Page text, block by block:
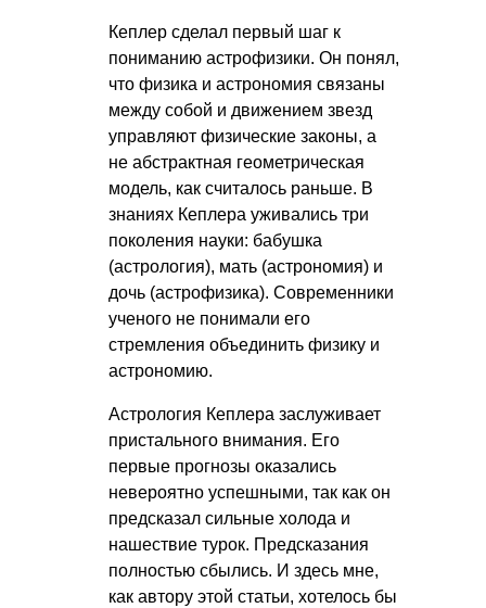
Кеплер сделал первый шаг к
пониманию астрофизики. Он понял,
что физика и астрономия связаны
между собой и движением звезд
управляют физические законы, а
не абстрактная геометрическая
модель, как считалось раньше. В
знаниях Кеплера уживались три
поколения науки: бабушка
(астрология), мать (астрономия) и
дочь (астрофизика). Современники
ученого не понимали его
стремления объединить физику и
астрономию.
Астрология Кеплера заслуживает
пристального внимания. Его
первые прогнозы оказались
невероятно успешными, так как он
предсказал сильные холода и
нашествие турок. Предсказания
полностью сбылись. И здесь мне,
как автору этой статьи, хотелось бы